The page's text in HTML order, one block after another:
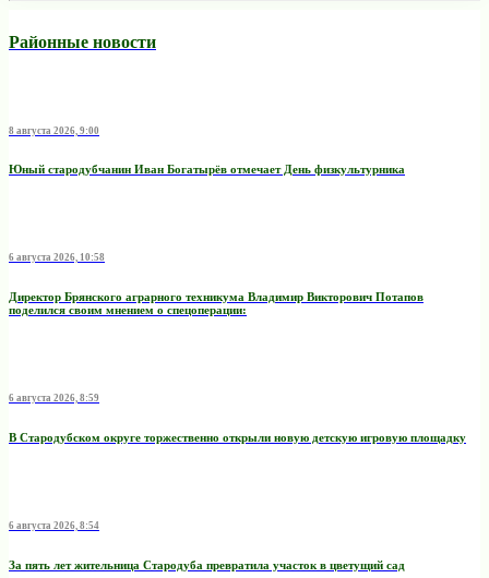
Районные новости
8 августа 2026, 9:00
Юный стародубчанин Иван Богатырёв отмечает День физкультурника
6 августа 2026, 10:58
Директор Брянского аграрного техникума Владимир Викторович Потапов
поделился своим мнением о спецоперации:
6 августа 2026, 8:59
В Стародубском округе торжественно открыли новую детскую игровую площадку
6 августа 2026, 8:54
За пять лет жительница Стародуба превратила участок в цветущий сад